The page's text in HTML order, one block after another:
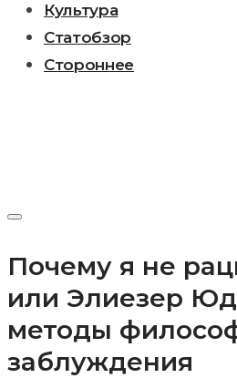
Культура
Статобзор
Стороннее
Почему я не
или Элиезер
методы
заблуждения